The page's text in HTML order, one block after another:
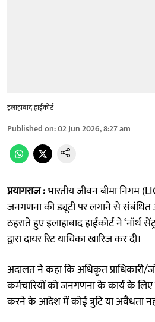
इलाहाबाद हाईकोर्ट
Published on:02 Jun 2026, 8:27 am
प्रयागराज :भारतीय जीवन बीमा निगम
जनगणना की ड्यूटी पर लगाने से संबंधित
ठहराते हुए इलाहाबाद हाईकोर्ट ने ‘नॉर्थ
द्वारा दायर रिट याचिका खारिज कर दी।
अदालत ने कहा कि अधिकृत प्राधिकारी/
कर्मचारियों को जनगणना के कार्य के
करने के आदेश में कोई त्रुटि या अवैधता